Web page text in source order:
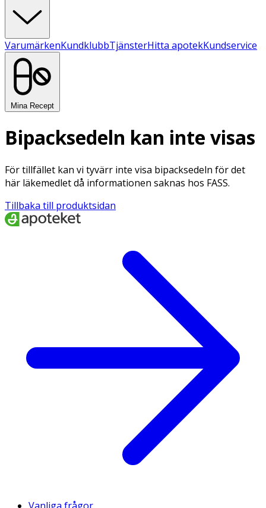
VarumärkenKundklubbTjänsterHitta apotekKundservice
Mina Recept
Bipacksedeln kan inte visas
För tillfället kan vi tyvärr inte visa bipacksedeln för det
här läkemedlet då informationen saknas hos FASS.
Tillbaka till produktsidan